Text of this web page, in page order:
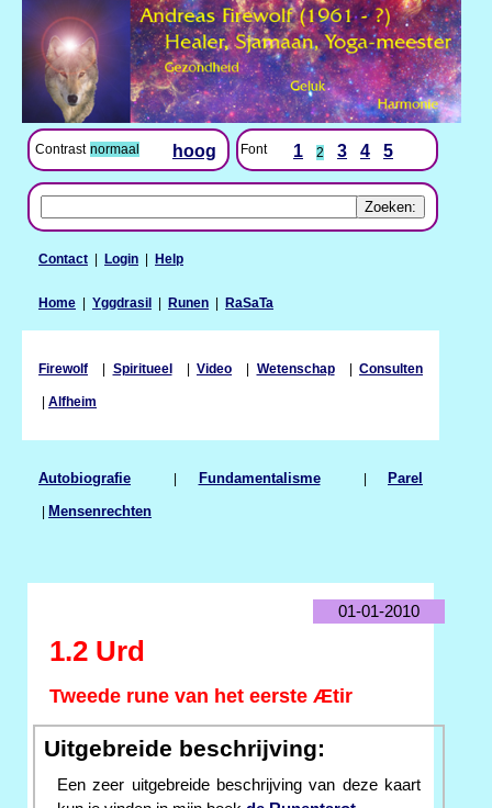
Contrast normaal hoog Font 1 2 3 4 5
Contact | Login | Help
Home | Yggdrasil | Runen | RaSaTa
Firewolf | Spiritueel| Video | Wetenschap| Consulten
| Alfheim
Autobiografie | Fundamentalisme| Parel
| Mensenrechten
01-01-2010
1.2 Urd
Tweede rune van het eerste Ætir
Uitgebreide beschrijving:
Een zeer uitgebreide beschrijving van deze kaart